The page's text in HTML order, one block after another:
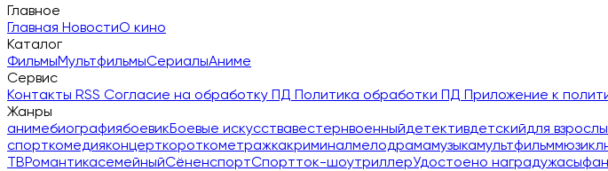
Главное
Главная НовостиО кино
Каталог
ФильмыМультфильмыСериалыАниме
Сервис
Контакты RSS Согласие на обработку ПД Политика обработки ПД Приложение к
Жанры
анимебиографиябоевикБоевые искусствавестернвоенныйдетективдетскийдля
спорткомедияконцерткороткометражкакриминалмелодрамамузыкамультфильммюзикл
ТВРомантикасемейныйСёненспортСпортток-шоутриллерУдостоено наградужасы